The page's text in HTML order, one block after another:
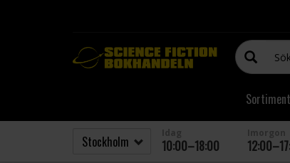
Sortiment
10:00–18:00